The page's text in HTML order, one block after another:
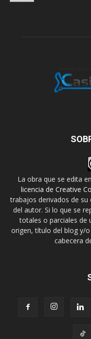
La obra que se edita
licencia de Creative
trabajos derivados de
del autor. Si lo que se
totales o parciales de
origen, título del blog y/
cabecera